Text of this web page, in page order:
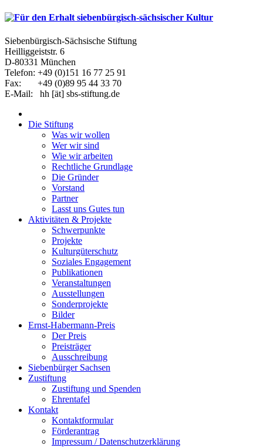
Siebenbürgisch-Sächsische Stiftung
Heilliggeiststr. 6
D-80331 München
Telefon: +49 (0)151 16 77 25 91
Fax: +49 (0)89 95 44 33 70
E-Mail: hh [ät] sbs-stiftung.de
Die Stiftung
Was wir wollen
Wer wir sind
Wie wir arbeiten
Rechtliche Grundlage
Die Gründer
Vorstand
Partner
Lasst uns Gutes tun
Aktivitäten & Projekte
Schwerpunkte
Projekte
Kulturgüterschutz
Soziales Engagement
Publikationen
Veranstaltungen
Ausstellungen
Sonderprojekte
Bilder
Ernst-Habermann-Preis
Der Preis
Preisträger
Ausschreibung
Siebenbürger Sachsen
Zustiftung
Zustiftung und Spenden
Ehrentafel
Kontakt
Kontaktformular
Förderantrag
Impressum / Datenschutzerklärung